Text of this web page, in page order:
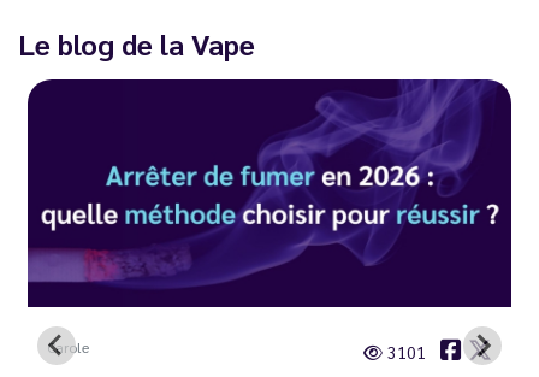
Le blog de la Vape
Carole 3101